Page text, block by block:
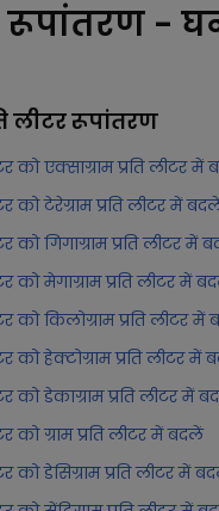
-
लीटररूपांतरण
को एक्साग्राम प्रति लीटर में
को टेरेग्राम प्रति लीटर में
को गिगाग्राम प्रति लीटर में
को मेगाग्राम प्रति लीटर में
को किलोग्राम प्रति लीटर में
को हेक्टोग्राम प्रति लीटर में
को डेकाग्राम प्रति लीटर में
को ग्राम प्रति लीटर में बदलें
को डेसिग्राम प्रति लीटर में